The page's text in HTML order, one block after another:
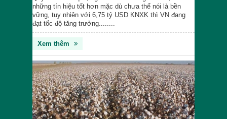
những tín hiệu tốt hơn mặc dù chưa thể nói là bền
vững, tuy nhiên với 6,75 tỷ USD KNXK thì VN đang
đạt tốc độ tăng trưởng........
Xem thêm